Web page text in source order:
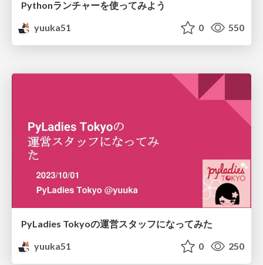
Pythonランチャーを使ってみよう
yuuka51
0 550
PyLadies Tokyoの運営スタッフになってみた
yuuka51
0 250